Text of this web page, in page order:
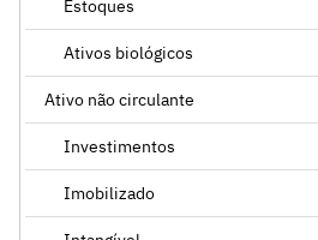
Estoques
Ativos biológicos
Ativo não circulante
Investimentos
Imobilizado